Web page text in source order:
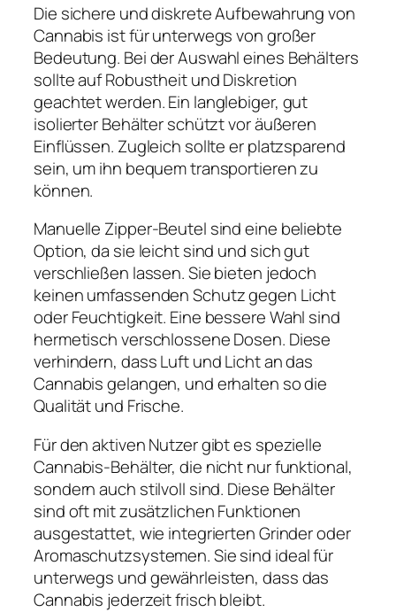
Die sichere und diskrete Aufbewahrung von
Cannabis ist für unterwegs von großer
Bedeutung. Bei der Auswahl eines Behälters
sollte auf Robustheit und Diskretion
geachtet werden. Ein langlebiger, gut
isolierter Behälter schützt vor äußeren
Einflüssen. Zugleich sollte er platzsparend
sein, um ihn bequem transportieren zu
können.
Manuelle Zipper-Beutel sind eine beliebte
Option, da sie leicht sind und sich gut
verschließen lassen. Sie bieten jedoch
keinen umfassenden Schutz gegen Licht
oder Feuchtigkeit. Eine bessere Wahl sind
hermetisch verschlossene Dosen. Diese
verhindern, dass Luft und Licht an das
Cannabis gelangen, und erhalten so die
Qualität und Frische.
Für den aktiven Nutzer gibt es spezielle
Cannabis-Behälter, die nicht nur funktional,
sondern auch stilvoll sind. Diese Behälter
sind oft mit zusätzlichen Funktionen
ausgestattet, wie integrierten Grinder oder
Aromaschutzsystemen. Sie sind ideal für
unterwegs und gewährleisten, dass das
Cannabis jederzeit frisch bleibt.